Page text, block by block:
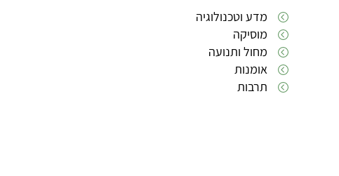
מדע וטכנולוגיה
מוסיקה
מחול ותנועה
אומנות
תרבות